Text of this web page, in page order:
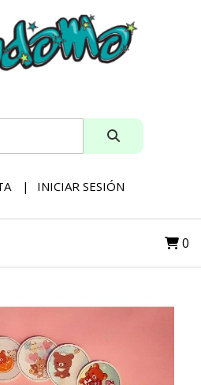
INICIAR SESIÓN
0